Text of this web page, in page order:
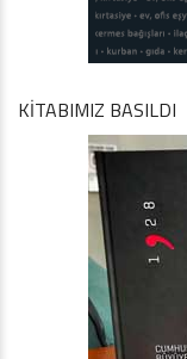
KİTABIMIZ BASILDI